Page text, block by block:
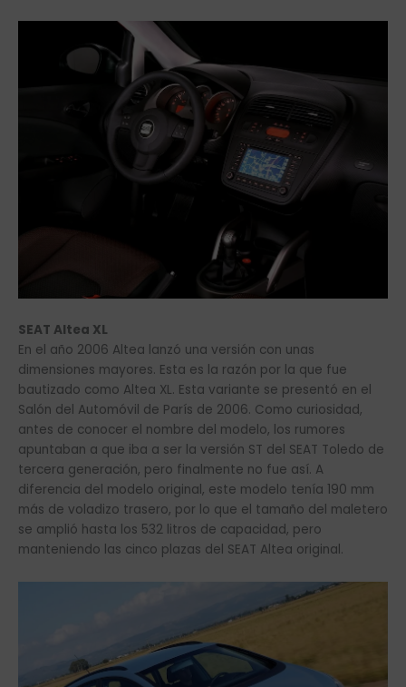
SEAT Altea XL
En el año 2006 Altea lanzó una versión con unas
dimensiones mayores. Esta es la razón por la que fue
bautizado como Altea XL. Esta variante se presentó en el
Salón del Automóvil de París de 2006. Como curiosidad,
antes de conocer el nombre del modelo, los rumores
apuntaban a que iba a ser la versión ST del SEAT Toledo de
tercera generación, pero finalmente no fue así. A
diferencia del modelo original, este modelo tenía 190 mm
más de voladizo trasero, por lo que el tamaño del maletero
se amplió hasta los 532 litros de capacidad, pero
manteniendo las cinco plazas del SEAT Altea original.